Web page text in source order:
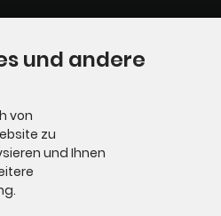
und andere
von
zu
und Ihnen